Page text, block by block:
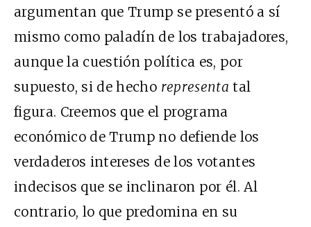
argumentan que Trump se presentó a sí
mismo como paladín de los trabajadores,
aunque la cuestión política es, por
supuesto, si de hecho representa tal
figura. Creemos que el programa
económico de Trump no defiende los
verdaderos intereses de los votantes
indecisos que se inclinaron por él. Al
contrario, lo que predomina en su